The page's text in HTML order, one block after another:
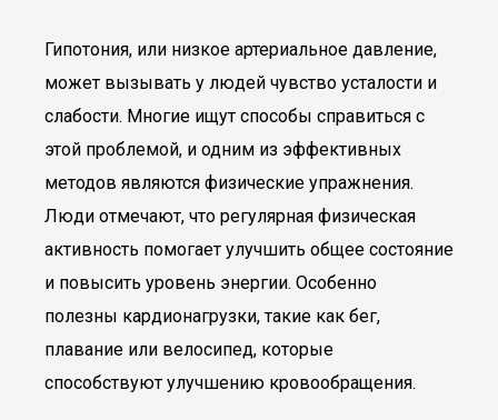
Гипотония, или низкое артериальное давление,
может вызывать у людей чувство усталости и
слабости. Многие ищут способы справиться с
этой проблемой, и одним из эффективных
методов являются физические упражнения.
Люди отмечают, что регулярная физическая
активность помогает улучшить общее состояние
и повысить уровень энергии. Особенно
полезны кардионагрузки, такие как бег,
плавание или велосипед, которые
способствуют улучшению кровообращения.